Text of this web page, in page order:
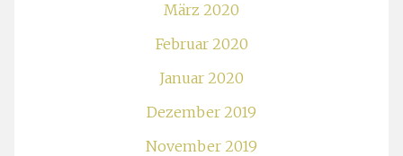
März 2020
Februar 2020
Januar 2020
Dezember 2019
November 2019